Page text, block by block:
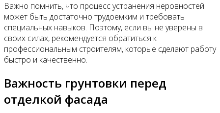
Важно помнить, что процесс устранения неровностей
может быть достаточно трудоемким и требовать
специальных навыков. Поэтому, если вы не уверены в
своих силах, рекомендуется обратиться к
профессиональным строителям, которые сделают работу
быстро и качественно.
Важность грунтовки перед
отделкой фасада